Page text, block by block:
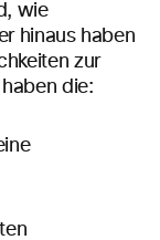
wie
hinaus haben
zur
die: